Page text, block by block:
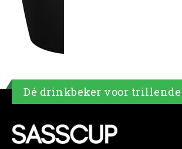
Dé drinkbeker voor